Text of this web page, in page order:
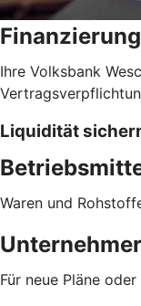
Ihre Volksbank
Liquidität
Waren und
Für neue Pläne